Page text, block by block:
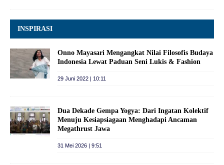
INSPIRASI
Onno Mayasari Mengangkat Nilai Filosofis Budaya
Indonesia Lewat Paduan Seni Lukis & Fashion
29 Juni 2022 | 10:11
Dua Dekade Gempa Yogya: Dari Ingatan Kolektif
Menuju Kesiapsiagaan Menghadapi Ancaman
Megathrust Jawa
31 Mei 2026 | 9:51